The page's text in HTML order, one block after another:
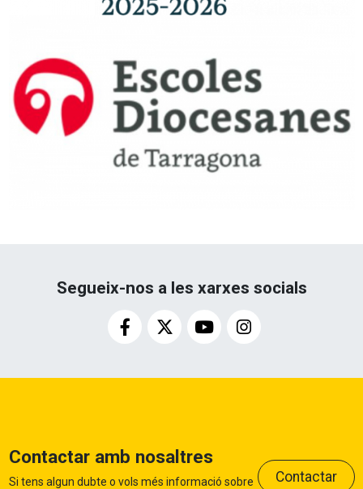
Segueix-nos a les xarxes socials
Contactar amb nosaltres
Si tens algun dubte o vols més informació sobre
Contactar